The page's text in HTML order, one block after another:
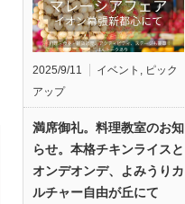
2025/9/11 イベント , ピック
アップ
満席御礼。料理教室のお知
らせ。本格チキンライスと
オンデオンデ、よみうりカ
ルチャー自由が丘にて